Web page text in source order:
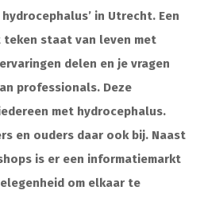
in Utrecht. Een
teken staat van leven met
delen en je vragen
professionals. Deze
met hydrocephalus.
en ouders daar ook bij. Naast
is er een informatiemarkt
om elkaar te